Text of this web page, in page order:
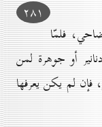
۲۸۱
فلمّا
أو جوهرة لمن
فإن لم يكن يعرفها